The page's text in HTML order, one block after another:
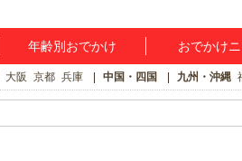
年齢別おでかけ おでかけ
大阪 京都 兵庫 中国・四国 九州・沖縄